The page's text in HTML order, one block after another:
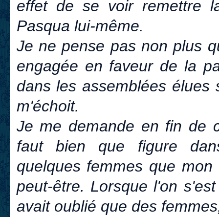
effet de se voir remettre
Pasqua lui-même.
Je ne pense pas non plus
engagée en faveur de la
dans les assemblées
m'échoit.
Je me demande en fin de
faut bien que figure
quelques femmes que
peut-être. Lorsque l'on
avait oublié que des